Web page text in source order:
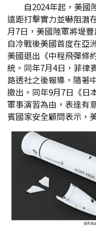
自2024年起，美國
遠距打擊實力並嚇阻潛
月7日，美國陸軍將堤
自冷戰後美國首度在亞
美國退出《中程飛彈條
統。同年7月4日，菲律
路透社之後報導，隨著
撤出。同年9月7日《日
軍事演習為由，表達有
賓國家安全顧問表示，